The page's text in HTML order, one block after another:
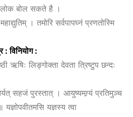
बोल सकते है ।
। तमोरि सर्वपापघ्नं प्रणतोस्मि
:विनियोग :
ऋषिः लिङ्गोक्ता देवता त्रिष्टुप छन्दः
सहजं पुरस्तात् । आयुष्यमग्र्यं प्रतिमुञ्च
यज्ञस्य त्वा